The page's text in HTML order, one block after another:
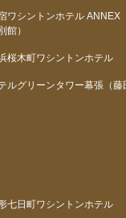
ワシントンホテル ANNEX
館）
桜木町ワシントンホテル
ルグリーンタワー幕張（藤
七日町ワシントンホテル